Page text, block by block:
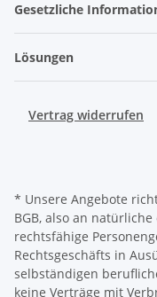
Gesetzliche
Lösungen
Vertrag widerrufen
* Unsere Angebote
BGB, also an
rechtsfähige
Rechtsgeschäfts in
selbständigen
keine Verträge mit